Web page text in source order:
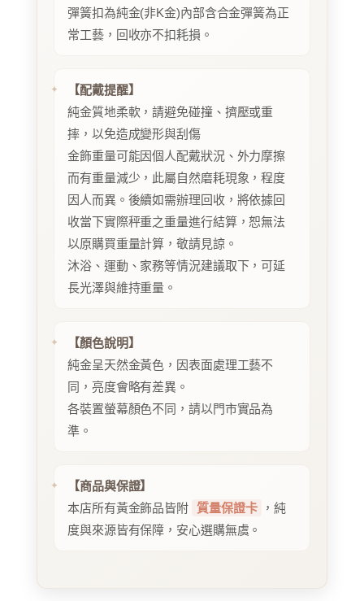
彈簧扣為純金(非K金)內部含合金彈簧為正
常工藝，回收亦不扣耗損。
【配戴提醒】
純金質地柔軟，請避免碰撞、擠壓或重
摔，以免造成變形與刮傷
金飾重量可能因個人配戴狀況、外力摩擦
而有重量減少，此屬自然磨耗現象，程度
因人而異。後續如需辦理回收，將依據回
收當下實際秤重之重量進行結算，恕無法
以原購買重量計算，敬請見諒。
沐浴、運動、家務等情況建議取下，可延
長光澤與維持重量。
【顏色說明】
純金呈天然金黃色，因表面處理工藝不
同，亮度會略有差異。
各裝置螢幕顏色不同，請以門市實品為
準。
【商品與保證】
本店所有黃金飾品皆附 質量保證卡
，純
度與來源皆有保障，安心選購無虞。